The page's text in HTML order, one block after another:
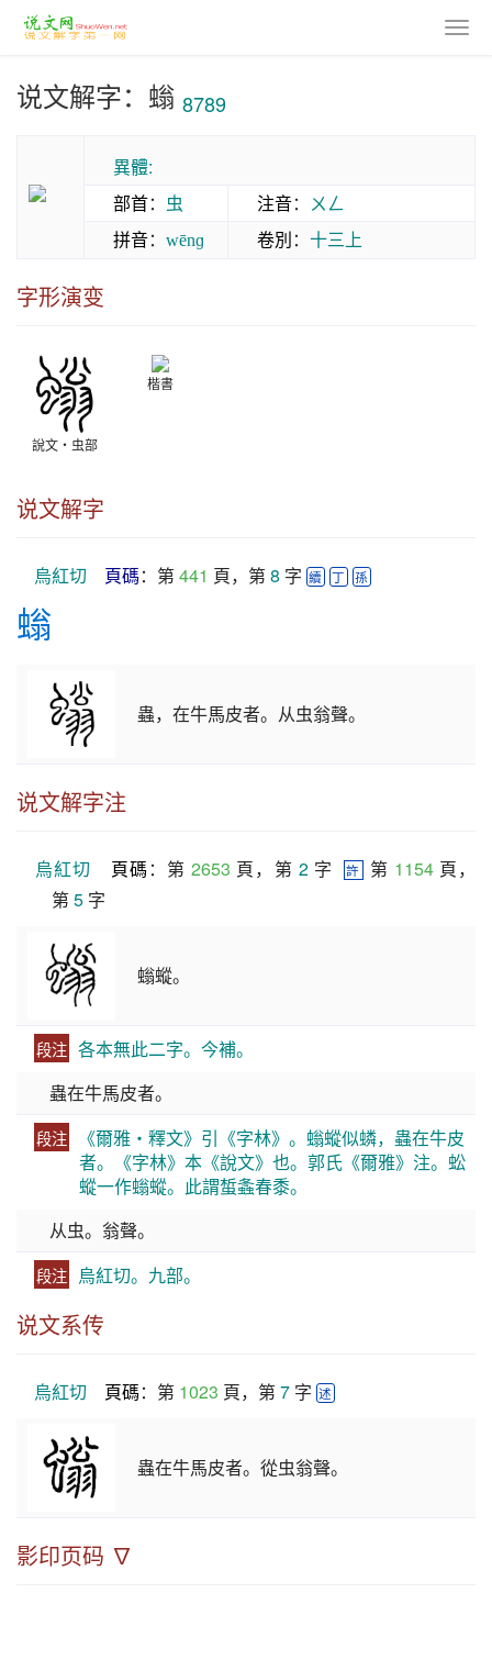
说文解字：螉 8789
異體:
部首： 虫 注音： ㄨㄥ
拼音： wēnɡ 卷別： 十三上
字形演变
說文‧虫部
楷書
说文解字
烏紅切 頁碼：第 441 頁，第 8 字 續 丁 孫
螉
蟲，在牛馬皮者。从虫翁聲。
说文解字注
烏紅切 頁碼 ：第 2653 頁，第 2 字 許 第 1154 頁，
第 5 字
螉䗥。
段注 各本無此二字。今補。
蟲在牛馬皮者。
段注
《爾雅・釋文》引《字林》。螉䗥似䗲，蟲在牛皮
者。《字林》本《說文》也。郭氏《爾雅》注。蚣
䗥一作螉䗥。此謂蜤螽春黍。
从虫。翁聲。
段注 烏紅切。九部。
说文系传
烏紅切 頁碼：第 1023 頁，第 7 字 述
蟲在牛馬皮者。從虫翁聲。
影印页码 ∇